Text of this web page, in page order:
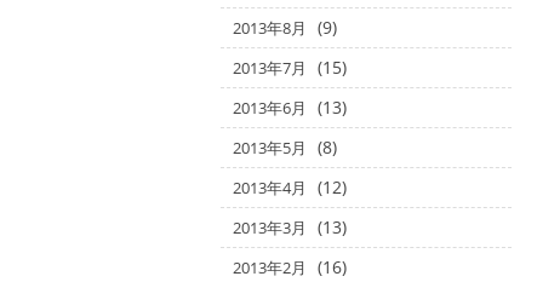
2013年8月 (9)
2013年7月 (15)
2013年6月 (13)
2013年5月 (8)
2013年4月 (12)
2013年3月 (13)
2013年2月 (16)